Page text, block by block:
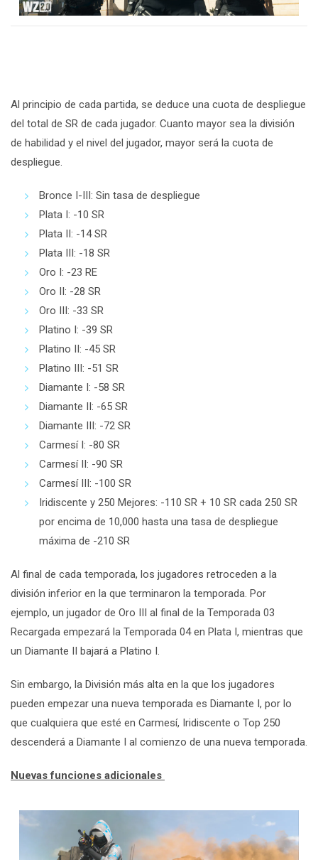
Al principio de cada partida, se deduce una cuota de despliegue
del total de SR de cada jugador. Cuanto mayor sea la división
de habilidad y el nivel del jugador, mayor será la cuota de
despliegue.
Bronce I-III: Sin tasa de despliegue
Plata I: -10 SR
Plata II: -14 SR
Plata III: -18 SR
Oro I: -23 RE
Oro II: -28 SR
Oro III: -33 SR
Platino I: -39 SR
Platino II: -45 SR
Platino III: -51 SR
Diamante I: -58 SR
Diamante II: -65 SR
Diamante III: -72 SR
Carmesí I: -80 SR
Carmesí II: -90 SR
Carmesí III: -100 SR
Iridiscente y 250 Mejores: -110 SR + 10 SR cada 250 SR
por encima de 10,000 hasta una tasa de despliegue
máxima de -210 SR
Al final de cada temporada, los jugadores retroceden a la
división inferior en la que terminaron la temporada. Por
ejemplo, un jugador de Oro III al final de la Temporada 03
Recargada empezará la Temporada 04 en Plata I, mientras que
un Diamante II bajará a Platino I.
Sin embargo, la División más alta en la que los jugadores
pueden empezar una nueva temporada es Diamante I, por lo
que cualquiera que esté en Carmesí, Iridiscente o Top 250
descenderá a Diamante I al comienzo de una nueva temporada.
Nuevas funciones adicionales